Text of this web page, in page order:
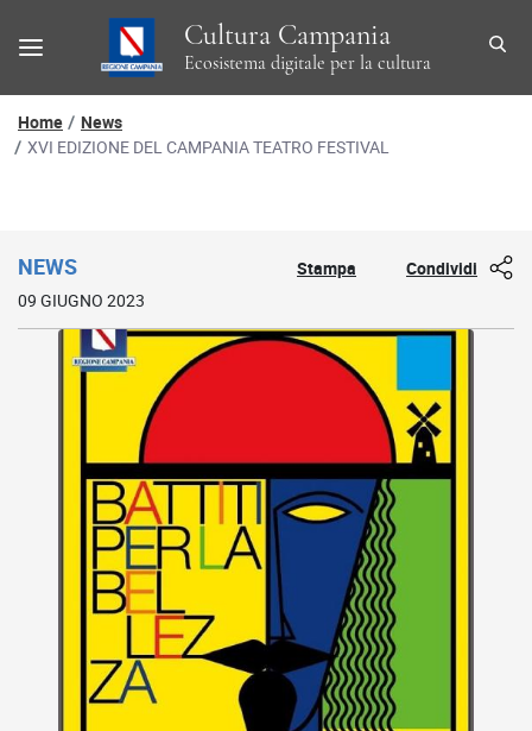
Cultura Campania
Ecosistema digitale per la cultura
Percorso di navigazione
Home
News
XVI EDIZIONE DEL CAMPANIA TEATRO FESTIVAL
NEWS
09 GIUGNO 2023
Stampa Condividi